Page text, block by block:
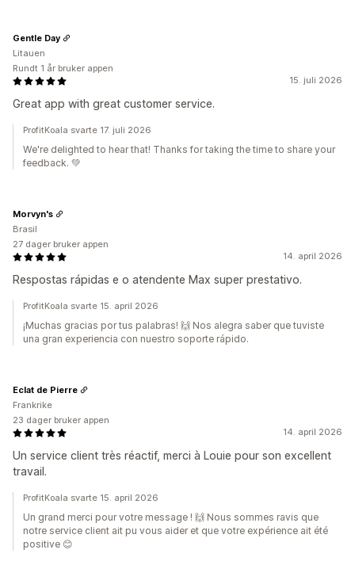
15. juli 2026
Great app with great customer service.
Gentle Day
Litauen
Rundt 1 år bruker appen
ProfitKoala svarte 17. juli 2026
We're delighted to hear that! Thanks for taking the time to share your
feedback. 💚
14. april 2026
Respostas rápidas e o atendente Max super prestativo.
Morvyn's
Brasil
27 dager bruker appen
ProfitKoala svarte 15. april 2026
¡Muchas gracias por tus palabras! 🙌 Nos alegra saber que tuviste
una gran experiencia con nuestro soporte rápido.
14. april 2026
Un service client très réactif, merci à Louie pour son excellent
travail.
Eclat de Pierre
Frankrike
23 dager bruker appen
ProfitKoala svarte 15. april 2026
Un grand merci pour votre message ! 🙌 Nous sommes ravis que
notre service client ait pu vous aider et que votre expérience ait été
positive 😊